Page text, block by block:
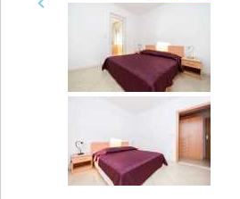
Previous